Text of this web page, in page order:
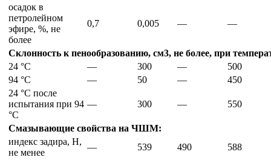
осадок в
петролейном
эфире, %, не
более
0,7 0,005 — —
Склонность к пенообразованию, см3, не более, при
24 °С
— 300 —
500
94 °С
— 50 —
450
24 °С после
испытания при 94
°С
— 300 — 550
Смазывающие свойства на ЧШМ:
индекс задира, Н,
не менее
— 539 490
588